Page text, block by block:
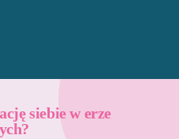
siebie w erze